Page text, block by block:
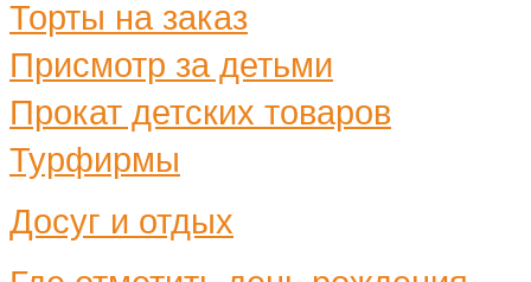
Торты на заказ
Присмотр за детьми
Прокат детских товаров
Турфирмы
Досуг и отдых